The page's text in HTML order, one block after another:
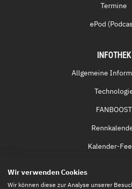
Termine
ePod
INFOTHEK
Allgemeine
FANBOOST
Kalender-
Wir verwenden Cookies
Wir können diese zur Analyse unserer